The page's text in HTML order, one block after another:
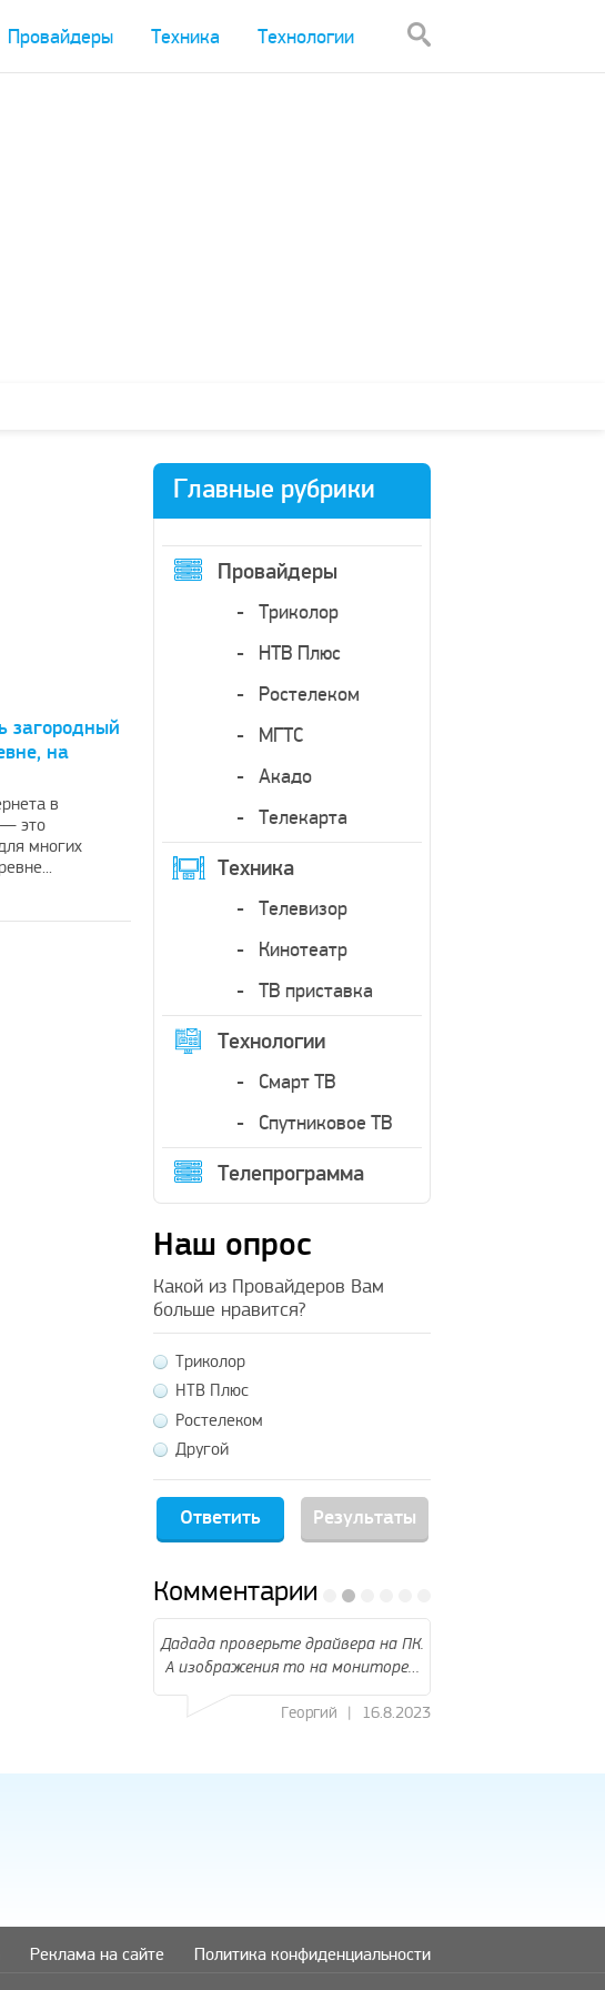
Провайдеры Техника Технологии
Главные рубрики
Провайдеры
Триколор
НТВ Плюс
Ростелеком
МГТС
Акадо
Телекарта
Техника
Телевизор
Кинотеатр
ТВ приставка
Технологии
Смарт ТВ
Спутниковое ТВ
Телепрограмма
Наш опрос
Какой из Провайдеров Вам
больше нравится?
Триколор
НТВ Плюс
Ростелеком
Другой
Результаты
Комментарии
Дадада проверьте драйвера на ПК.
А изображения то на мониторе…
Георгий | 16.8.2023
загородный
на
в
это
многих
Реклама на сайте Политика конфиденциальности